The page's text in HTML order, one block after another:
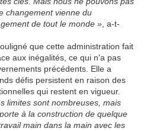
changement vienne du
de tout le monde » , a-t-
que cette administration fait
aux inégalités, ce qui n'a pas
précédents. Elle a
défis persistent en raison des
qui restent en vigueur.
limites sont nombreuses, mais
à la construction de quelque
main dans la main avec les